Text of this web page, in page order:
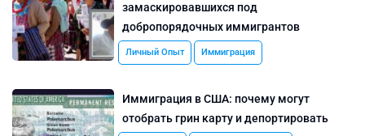
замаскировавшихся под
добропорядочных иммигрантов
Личный Опыт Иммиграция
Иммиграция в США: почему могут
отобрать грин карту и депортировать